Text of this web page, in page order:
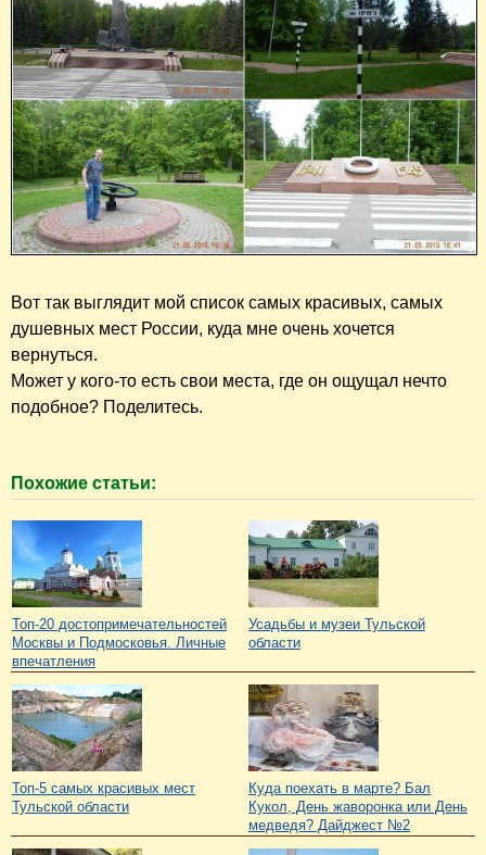
Вот так выглядит мой список самых красивых, самых
душевных мест России, куда мне очень хочется
вернуться.
Может у кого-то есть свои места, где он ощущал нечто
подобное? Поделитесь.
Похожие статьи:
Топ-20 достопримечательностей
Москвы и Подмосковья. Личные
впечатления
Усадьбы и музеи Тульской
области
Топ-5 самых красивых мест
Тульской области
Куда поехать в марте? Бал
Кукол, День жаворонка или День
медведя? Дайджест №2